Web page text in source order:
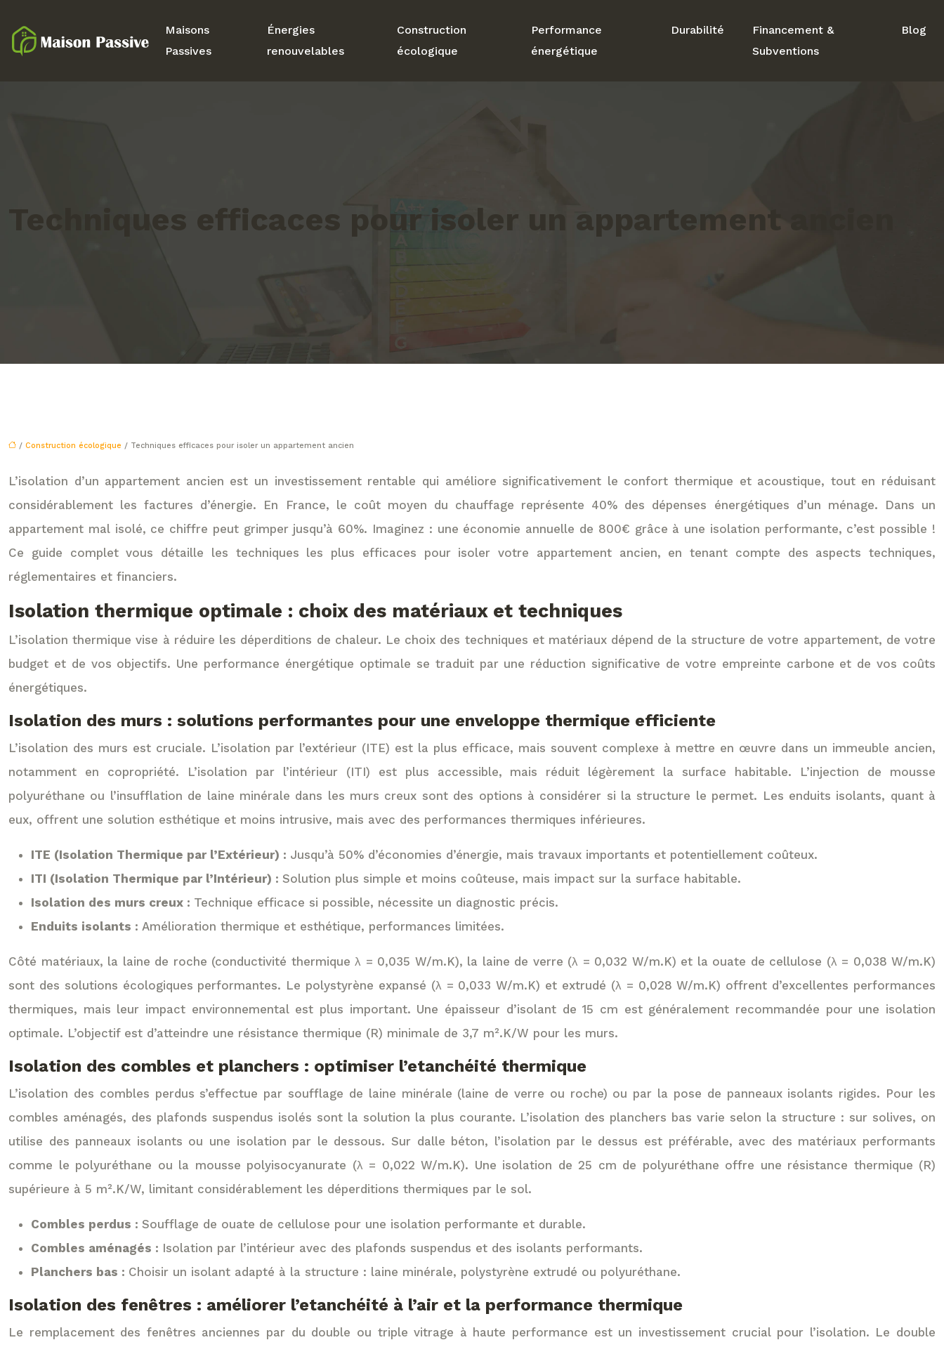
Maisons
Passives
Énergies
renouvelables
Construction
écologique
Performance
énergétique
Durabilité
Financement &
Subventions
Blog
Techniques efficaces pour isoler un appartement ancien
/ Construction écologique / Techniques efficaces pour isoler un appartement ancien
L’isolation d’un appartement ancien est un investissement rentable qui améliore significativement le confort thermique et acoustique, tout en réduisant
considérablement les factures d’énergie. En France, le coût moyen du chauffage représente 40% des dépenses énergétiques d’un ménage. Dans un
appartement mal isolé, ce chiffre peut grimper jusqu’à 60%. Imaginez : une économie annuelle de 800€ grâce à une isolation performante, c’est possible !
Ce guide complet vous détaille les techniques les plus efficaces pour isoler votre appartement ancien, en tenant compte des aspects techniques,
réglementaires et financiers.
Isolation thermique optimale : choix des matériaux et techniques
L’isolation thermique vise à réduire les déperditions de chaleur. Le choix des techniques et matériaux dépend de la structure de votre appartement, de votre
budget et de vos objectifs. Une performance énergétique optimale se traduit par une réduction significative de votre empreinte carbone et de vos coûts
énergétiques.
Isolation des murs : solutions performantes pour une enveloppe thermique efficiente
L’isolation des murs est cruciale. L’isolation par l’extérieur (ITE) est la plus efficace, mais souvent complexe à mettre en œuvre dans un immeuble ancien,
notamment en copropriété. L’isolation par l’intérieur (ITI) est plus accessible, mais réduit légèrement la surface habitable. L’injection de mousse
polyuréthane ou l’insufflation de laine minérale dans les murs creux sont des options à considérer si la structure le permet. Les enduits isolants, quant à
eux, offrent une solution esthétique et moins intrusive, mais avec des performances thermiques inférieures.
ITE (Isolation Thermique par l’Extérieur) : Jusqu’à 50% d’économies d’énergie, mais travaux importants et potentiellement coûteux.
ITI (Isolation Thermique par l’Intérieur) : Solution plus simple et moins coûteuse, mais impact sur la surface habitable.
Isolation des murs creux : Technique efficace si possible, nécessite un diagnostic précis.
Enduits isolants : Amélioration thermique et esthétique, performances limitées.
Côté matériaux, la laine de roche (conductivité thermique λ = 0,035 W/m.K), la laine de verre (λ = 0,032 W/m.K) et la ouate de cellulose (λ = 0,038 W/m.K)
sont des solutions écologiques performantes. Le polystyrène expansé (λ = 0,033 W/m.K) et extrudé (λ = 0,028 W/m.K) offrent d’excellentes performances
thermiques, mais leur impact environnemental est plus important. Une épaisseur d’isolant de 15 cm est généralement recommandée pour une isolation
optimale. L’objectif est d’atteindre une résistance thermique (R) minimale de 3,7 m².K/W pour les murs.
Isolation des combles et planchers : optimiser l’etanchéité thermique
L’isolation des combles perdus s’effectue par soufflage de laine minérale (laine de verre ou roche) ou par la pose de panneaux isolants rigides. Pour les
combles aménagés, des plafonds suspendus isolés sont la solution la plus courante. L’isolation des planchers bas varie selon la structure : sur solives, on
utilise des panneaux isolants ou une isolation par le dessous. Sur dalle béton, l’isolation par le dessus est préférable, avec des matériaux performants
comme le polyuréthane ou la mousse polyisocyanurate (λ = 0,022 W/m.K). Une isolation de 25 cm de polyuréthane offre une résistance thermique (R)
supérieure à 5 m².K/W, limitant considérablement les déperditions thermiques par le sol.
Combles perdus : Soufflage de ouate de cellulose pour une isolation performante et durable.
Combles aménagés : Isolation par l’intérieur avec des plafonds suspendus et des isolants performants.
Planchers bas : Choisir un isolant adapté à la structure : laine minérale, polystyrène extrudé ou polyuréthane.
Isolation des fenêtres : améliorer l’etanchéité à l’air et la performance thermique
Le remplacement des fenêtres anciennes par du double ou triple vitrage à haute performance est un investissement crucial pour l’isolation. Le double